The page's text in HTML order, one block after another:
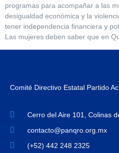
programas para acompañar a las
desigualdad económica y la
tener independencia financiera y
Las mujeres deben saber que en
Comité Directivo Estatal Partido
Cerro del Aire 101, Colinas
contacto@panqro.org.mx
(+52) 442 248 2325